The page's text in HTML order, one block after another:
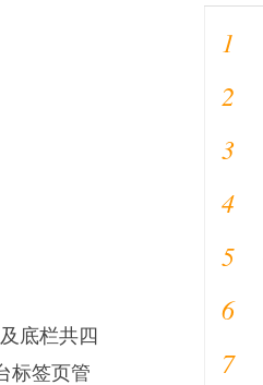
底栏共四
标签页管
1
2
3
4
5
6
7